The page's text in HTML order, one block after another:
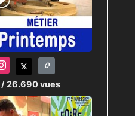
/ 26.690 vues